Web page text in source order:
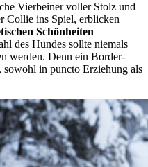
Vierbeiner voller Stolz und
Collie ins Spiel, erblicken
Schönheiten
des Hundes sollte niemals
werden. Denn ein Border-
in puncto Erziehung als